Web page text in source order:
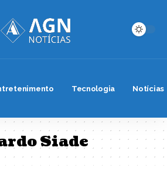
Tecnologia Notícias
Siade